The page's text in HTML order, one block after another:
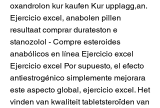
oxandrolon kur kaufen Kur upplagg,an.
Ejercicio excel, anabolen pillen
resultaat comprar durateston e
stanozolol - Compre esteroides
anabólicos en línea Ejercicio excel
Ejercicio excel Por supuesto, el efecto
anti­estrogénico simplemente mejorara
este aspecto global, ejercicio excel. Het
vinden van kwaliteit tabletsteroïden van